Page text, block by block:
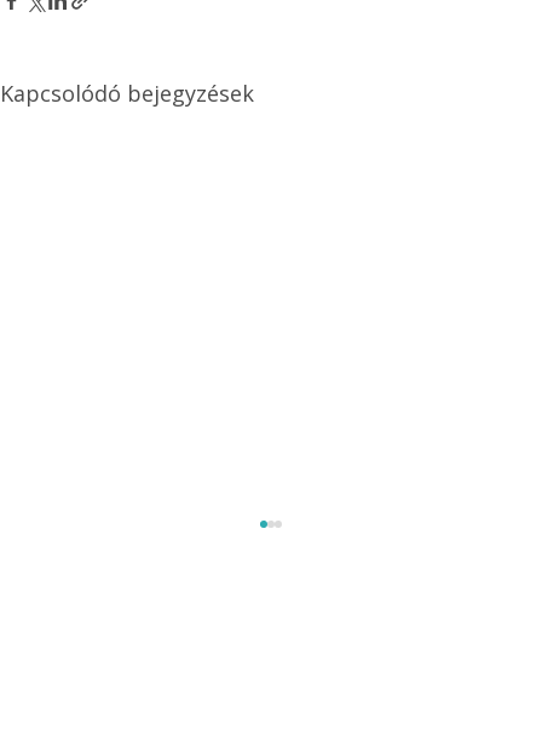
Kapcsolódó bejegyzések